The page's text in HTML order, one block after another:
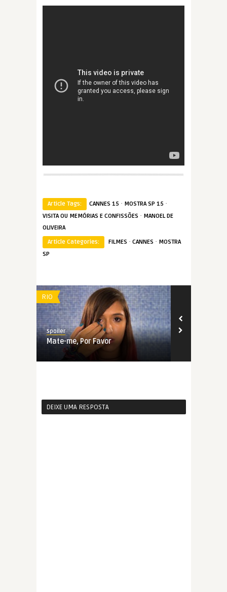
Article Tags: CANNES 15 · MOSTRA SP 15 ·
VISITA OU MEMÓRIAS E CONFISSÕES · MANOEL DE
OLIVEIRA
Article Categories:
FILMES · CANNES · MOSTRA
SP
RIO
Spoiler
Mate-me, Por Favor
DEIXE UMA RESPOSTA